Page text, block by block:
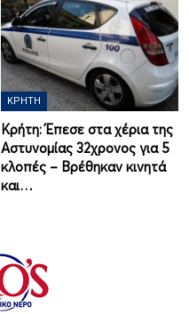
ΚΡΉΤΗ
Κρήτη: Έπεσε στα χέρια της
Αστυνομίας 32χρονος για 5
κλοπές – Βρέθηκαν κινητά
και…